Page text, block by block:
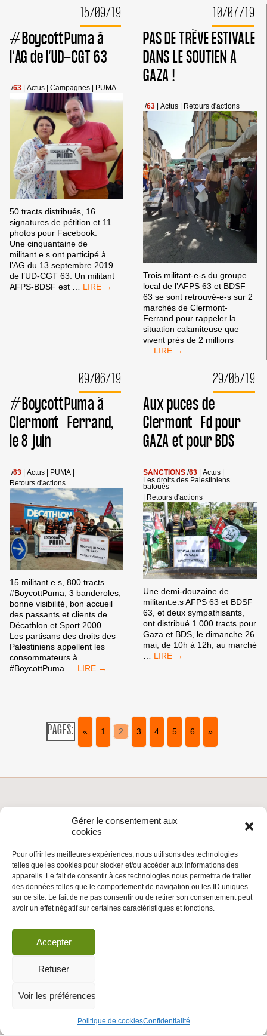
Gérer le consentement aux
cookies
Pour offrir les meilleures expériences, nous utilisons des technologies
telles que les cookies pour stocker et/ou accéder aux informations des
appareils. Le fait de consentir à ces technologies nous permettra de traiter
des données telles que le comportement de navigation ou les ID uniques
sur ce site. Le fait de ne pas consentir ou de retirer son consentement peut
avoir un effet négatif sur certaines caractéristiques et fonctions.
Accepter
Refuser
Voir les préférences
Politique de cookiesConfidentialité
EMMAÜS
AU
RIO
DE
CLERMONT-
FERRAND
FERRAND
15/09/19
#BoycottPuma à
l’AG de l’UD-CGT 63
/63 Actus Campagnes PUMA
50 tracts distribués, 16
signatures de pétition et 11
photos pour Facebook.
Une cinquantaine de
militant.e.s ont participé à
l’AG du 13 septembre 2019
de l’UD-CGT 63. Un militant
AFPS-BDSF est
#BOYCOTTPUMA
10/07/19
PAS DE TRÈVE ESTIVALE
DANS LE SOUTIEN A
GAZA !
/63 Actus Retours d'actions
Trois militant-e-s du groupe
local de l’AFPS 63 et BDSF
63 se sont retrouvé-e-s sur 2
marchés de Clermont-
Ferrand pour rappeler la
situation calamiteuse que
vivent près de 2 millions
… PAS
LE
SOUTIEN
A
GAZA
!
09/06/19
#BoycottPuma à
Clermont-Ferrand,
le 8 juin
/63 Actus PUMA
Retours d'actions
15 militant.e.s, 800 tracts
#BoycottPuma, 3 banderoles,
bonne visibilité, bon accueil
des passants et clients de
Décathlon et Sport 2000.
Les partisans des droits des
Palestiniens appellent les
consommateurs à
#BoycottPuma … #BOYCOTTPUMA
8
JUIN
29/05/19
Aux puces de
Clermont-Fd pour
GAZA et pour BDS
SANCTIONS /63 Actus
Les droits des Palestiniens
bafoués
Retours d'actions
Une demi-douzaine de
militant.e.s AFPS 63 et BDSF
63, et deux sympathisants,
ont distribué 1.000 tracts pour
Gaza et BDS, le dimanche 26
mai, de 10h à 12h, au marché
AUX
GAZA
ET
PAGES: « 1 2 3 4 5 6 »
Faire un don
Contacts
Mentions Légales
ARCHIVES
INSCRIVEZ-VOUS À LA NEWSLETTER
Email